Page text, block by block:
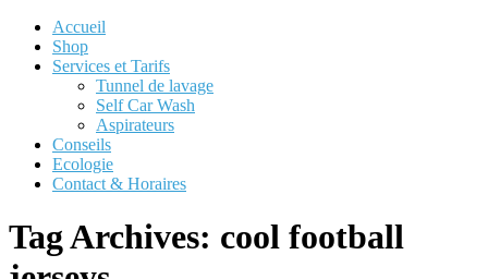
Accueil
Shop
Services et Tarifs
Tunnel de lavage
Self Car Wash
Aspirateurs
Conseils
Ecologie
Contact & Horaires
Tag Archives: cool football